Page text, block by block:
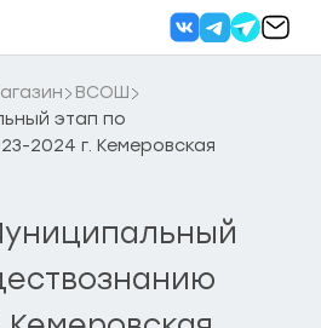
ВСОШ
этап по
2024 г. Кемеровская